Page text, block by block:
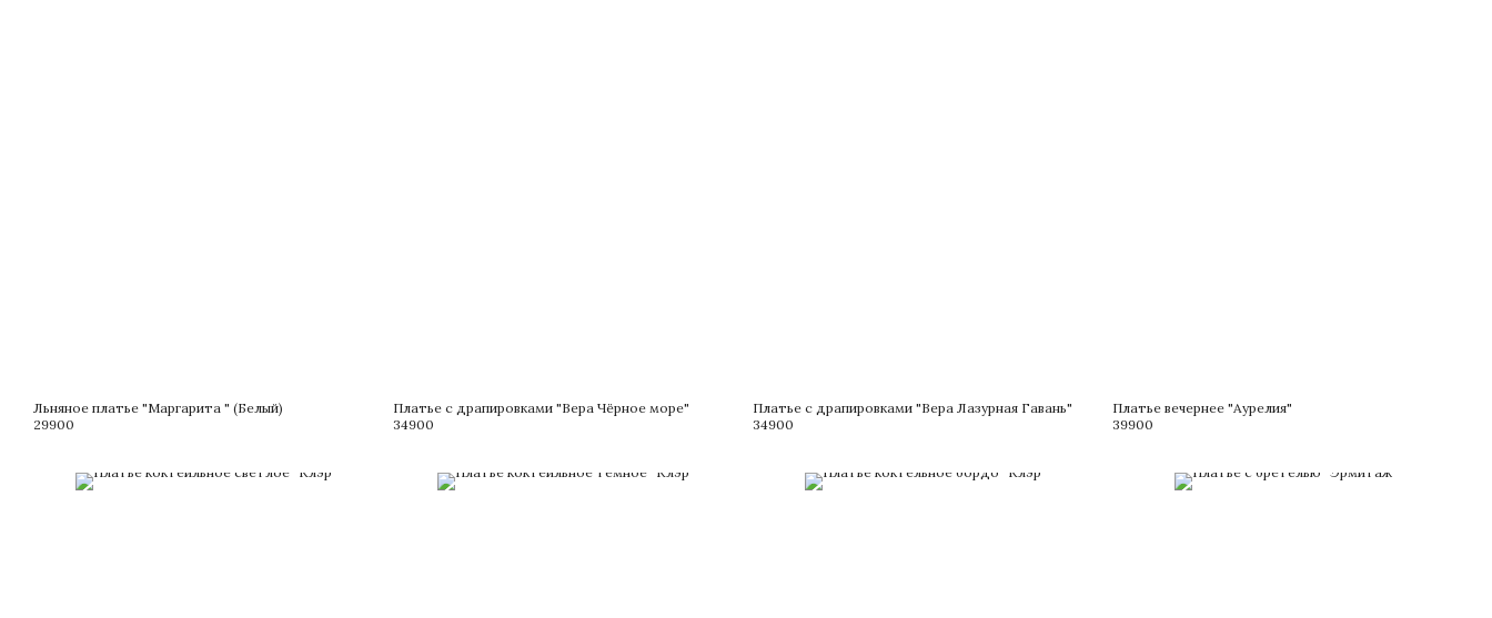
Льняное платье "Маргарита " (Белый)
29900
Платье с драпировками "Вера Чёрное море"
34900
Платье с драпировками "Вера Лазурная Гавань"
34900
Платье вечернее "Аурелия"
39900